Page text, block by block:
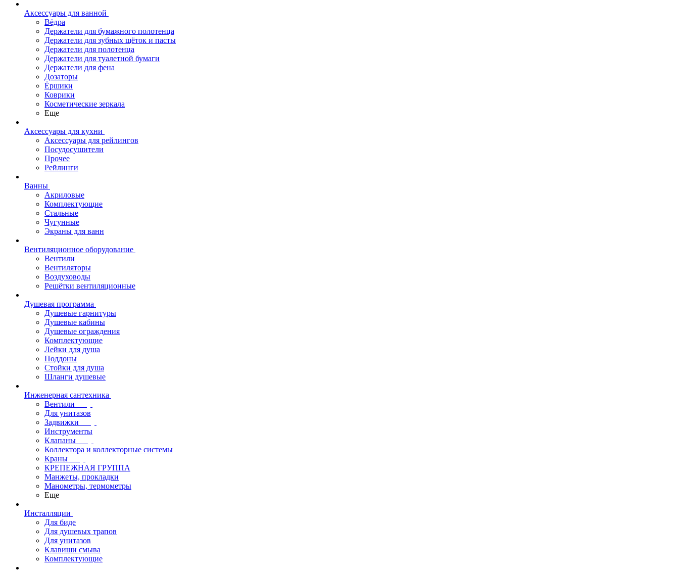
Аксессуары для ванной
Вёдра
Держатели для бумажного полотенца
Держатели для зубных щёток и пасты
Держатели для полотенца
Держатели для туалетной бумаги
Держатели для фена
Дозаторы
Ёршики
Коврики
Косметические зеркала
Еще
Аксессуары для кухни
Аксессуары для рейлингов
Посудосушители
Прочее
Рейлинги
Ванны
Акриловые
Комплектующие
Стальные
Чугунные
Экраны для ванн
Вентиляционное оборудование
Вентили
Вентиляторы
Воздуховоды
Решётки вентиляционные
Душевая программа
Душевые гарнитуры
Душевые кабины
Душевые ограждения
Комплектующие
Лейки для душа
Поддоны
Стойки для душа
Шланги душевые
Инженерная сантехника
Вентили
Для унитазов
Задвижки
Инструменты
Клапаны
Коллектора и коллекторные системы
Краны
КРЕПЕЖНАЯ ГРУППА
Манжеты, прокладки
Манометры, термометры
Еще
Инсталляции
Для биде
Для душевых трапов
Для унитазов
Клавиши смыва
Комплектующие